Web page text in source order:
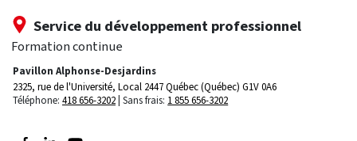
Service du développement professionnel
Formation continue
Pavillon Alphonse-Desjardins
2325, rue de l'Université, Local 2447Québec (Québec) G1V 0A6
Téléphone: 418 656-3202 Sans frais: 1 855 656-3202